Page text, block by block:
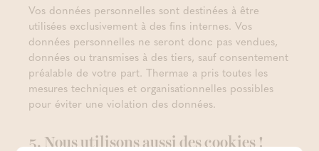
Vos données personnelles sont destinées à être
utilisées exclusivement à des fins internes. Vos
données personnelles ne seront donc pas vendues,
données ou transmises à des tiers, sauf consentement
préalable de votre part. Thermae a pris toutes les
mesures techniques et organisationnelles possibles
pour éviter une violation des données.
5. Nous utilisons aussi des cookies !